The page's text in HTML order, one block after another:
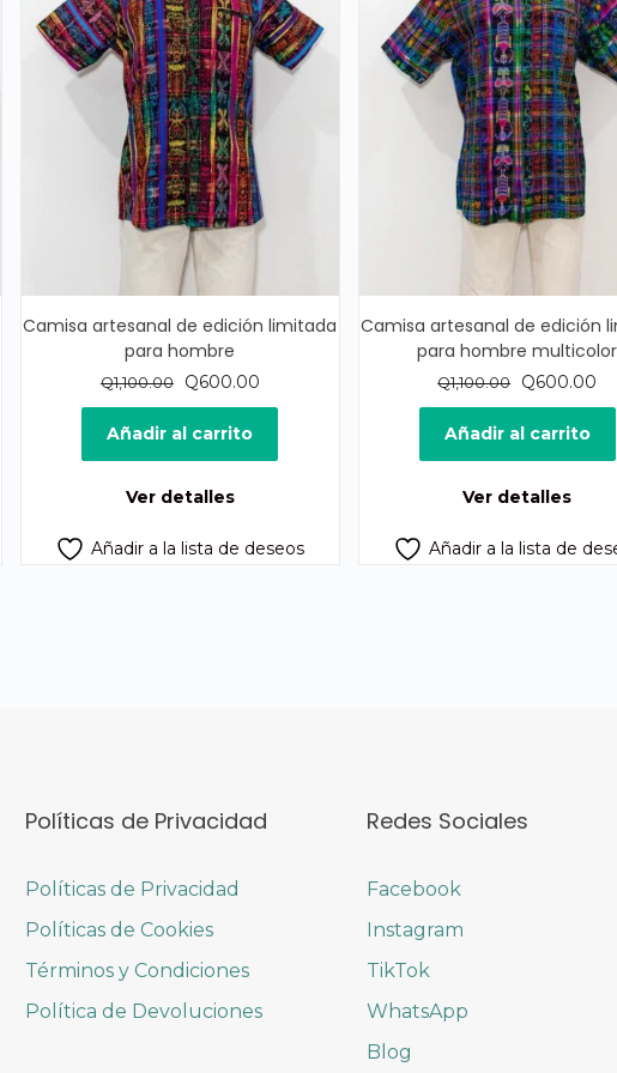
Camisa artesanal de edición limitada
para hombre
Q1,100.00
El
precio
original
era:
Q600.00El
precio
es:
Añadir al carrito
Ver detalles
Añadir a la lista de deseos
Camisa artesanal de edición
para hombre multicolor
Q1,100.00
El
precio
original
era:
Q600.00
es:
Añadir al carrito
Ver detalles
Añadir a la lista de
Políticas de Privacidad
Políticas de Privacidad
Políticas de Cookies
Términos y Condiciones
Política de Devoluciones
Redes Sociales
Facebook
Instagram
TikTok
WhatsApp
Blog